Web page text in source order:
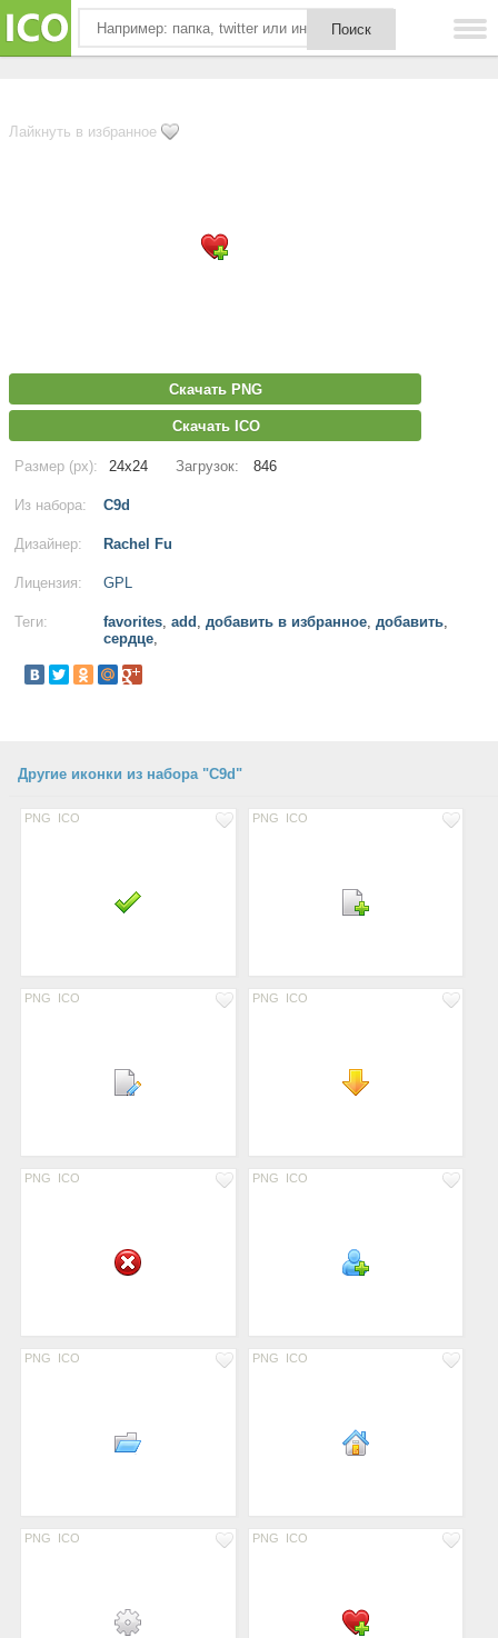
Лайкнуть в избранное
Скачать PNG
Скачать ICO
Размер (px): 24x24 Загрузок: 846
Из набора: C9d
Дизайнер: Rachel Fu
Лицензия: GPL
Теги: favorites, add , добавить в избранное, добавить,
сердце,
Другие иконки из набора "C9d"
PNG ICO PNG ICO
PNG ICO PNG ICO
PNG ICO PNG ICO
PNG ICO PNG ICO
PNG ICO PNG ICO